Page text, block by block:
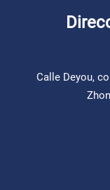
Calle Deyou,